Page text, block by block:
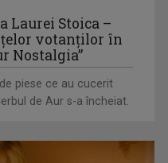
Laurei Stoica –
votanţilor în
Nostalgia”
piese ce au cucerit
de Aur s-a încheiat.